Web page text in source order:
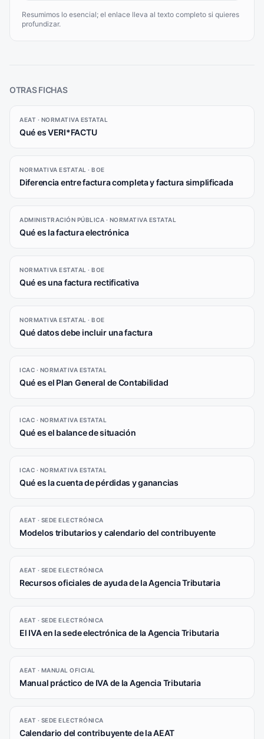
Resumimos lo esencial; el enlace lleva al texto completo si quieres
profundizar.
OTRAS FICHAS
AEAT · NORMATIVA ESTATAL
Qué es VERI*FACTU
NORMATIVA ESTATAL · BOE
Diferencia entre factura completa y factura simplificada
ADMINISTRACIÓN PÚBLICA · NORMATIVA ESTATAL
Qué es la factura electrónica
NORMATIVA ESTATAL · BOE
Qué es una factura rectificativa
NORMATIVA ESTATAL · BOE
Qué datos debe incluir una factura
ICAC · NORMATIVA ESTATAL
Qué es el Plan General de Contabilidad
ICAC · NORMATIVA ESTATAL
Qué es el balance de situación
ICAC · NORMATIVA ESTATAL
Qué es la cuenta de pérdidas y ganancias
AEAT · SEDE ELECTRÓNICA
Modelos tributarios y calendario del contribuyente
AEAT · SEDE ELECTRÓNICA
Recursos oficiales de ayuda de la Agencia Tributaria
AEAT · SEDE ELECTRÓNICA
El IVA en la sede electrónica de la Agencia Tributaria
AEAT · MANUAL OFICIAL
Manual práctico de IVA de la Agencia Tributaria
AEAT · SEDE ELECTRÓNICA
Calendario del contribuyente de la AEAT